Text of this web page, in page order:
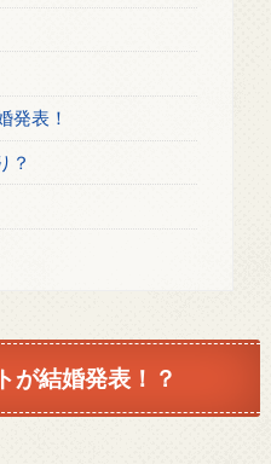
発表！
？
が結婚発表！？